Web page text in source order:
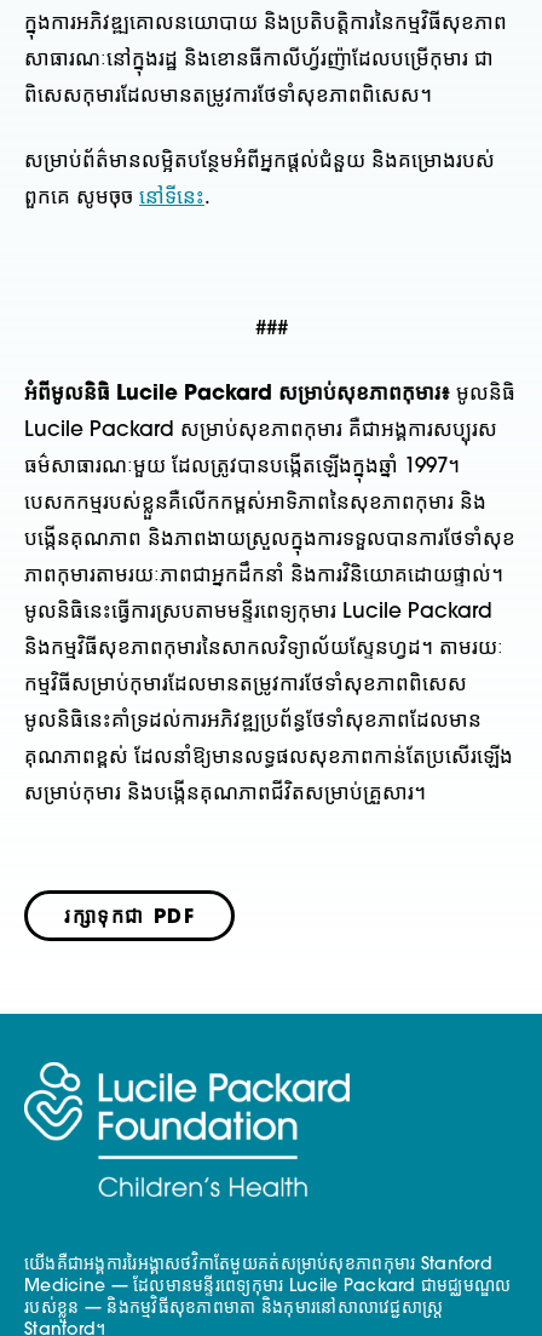
ក្នុងការអភិវឌ្ឍគោលនយោបាយ និងប្រតិបត្តិការនៃកម្មវិធីសុខភាព
សាធារណៈនៅក្នុងរដ្ឋ និងខោនធីកាលីហ្វ័រញ៉ាដែលបម្រើកុមារ ជា
ពិសេសកុមារដែលមានតម្រូវការថែទាំសុខភាពពិសេស។
សម្រាប់ព័ត៌មានលម្អិតបន្ថែមអំពីអ្នកផ្តល់ជំនួយ និងគម្រោងរបស់
ពួកគេ សូមចុច នៅទីនេះ.
###
អំពីមូលនិធិ Lucile Packard សម្រាប់សុខភាពកុមារ៖ មូលនិធិ
Lucile Packard សម្រាប់សុខភាពកុមារ គឺជាអង្គការសប្បុរស
ធម៌សាធារណៈមួយ ដែលត្រូវបានបង្កើតឡើងក្នុងឆ្នាំ 1997។
បេសកកម្មរបស់ខ្លួនគឺលើកកម្ពស់អាទិភាពនៃសុខភាពកុមារ និង
បង្កើនគុណភាព និងភាពងាយស្រួលក្នុងការទទួលបានការថែទាំសុខ
ភាពកុមារតាមរយៈភាពជាអ្នកដឹកនាំ និងការវិនិយោគដោយផ្ទាល់។
មូលនិធិនេះធ្វើការស្របតាមមន្ទីរពេទ្យកុមារ Lucile Packard
និងកម្មវិធីសុខភាពកុមារនៃសាកលវិទ្យាល័យស្ទែនហ្វដ។ តាមរយៈ
កម្មវិធីសម្រាប់កុមារដែលមានតម្រូវការថែទាំសុខភាពពិសេស
មូលនិធិនេះគាំទ្រដល់ការអភិវឌ្ឍប្រព័ន្ធថែទាំសុខភាពដែលមាន
គុណភាពខ្ពស់ ដែលនាំឱ្យមានលទ្ធផលសុខភាពកាន់តែប្រសើរឡើង
សម្រាប់កុមារ និងបង្កើនគុណភាពជីវិតសម្រាប់គ្រួសារ។
រក្សាទុកជា PDF
យើងគឺជាអង្គការរៃអង្គាសថវិកាតែមួយគត់សម្រាប់សុខភាពកុមារ Stanford
Medicine — ដែលមានមន្ទីរពេទ្យកុមារ Lucile Packard ជាមជ្ឈមណ្ឌល
របស់ខ្លួន — និងកម្មវិធីសុខភាពមាតា និងកុមារនៅសាលាវេជ្ជសាស្ត្រ
Stanford។